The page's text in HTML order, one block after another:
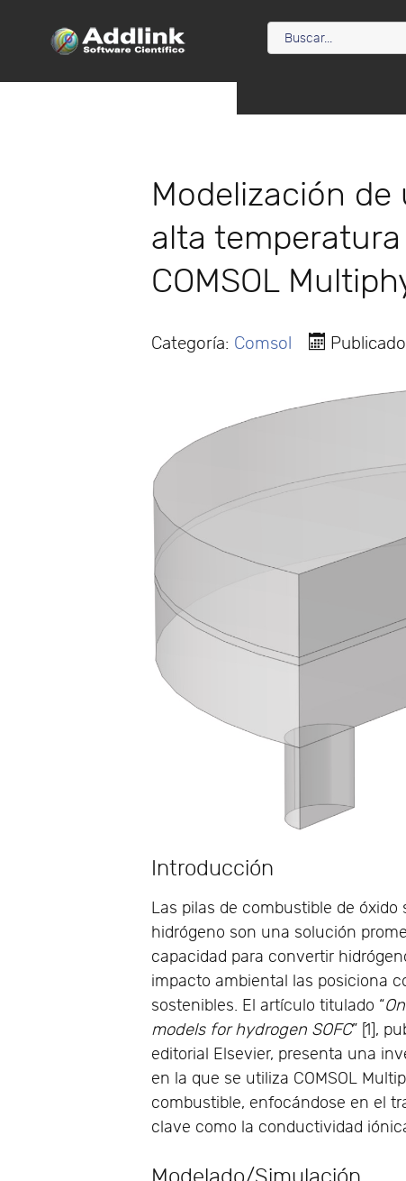
Modelización
alta temperatura
COMSOL
Categoría: Comsol
Introducción
Las pilas de combustible de óxido
hidrógeno son una solución
capacidad para convertir
impacto ambiental las posiciona
sostenibles. El artículo titulado “
models for hydrogen SOFC” [1],
editorial Elsevier, presenta una
en la que se utiliza COMSOL
combustible, enfocándose en el
clave como la conductividad